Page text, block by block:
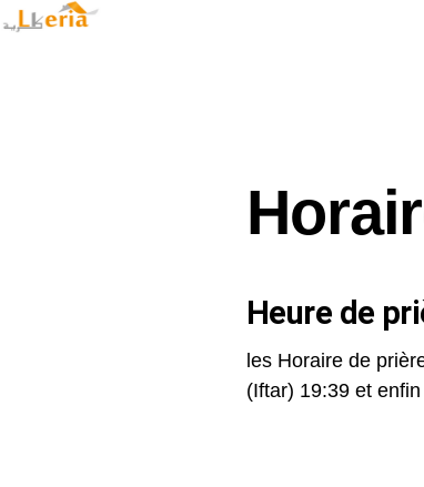
Heure de
les Horaire de
(Iftar) 19:39 et